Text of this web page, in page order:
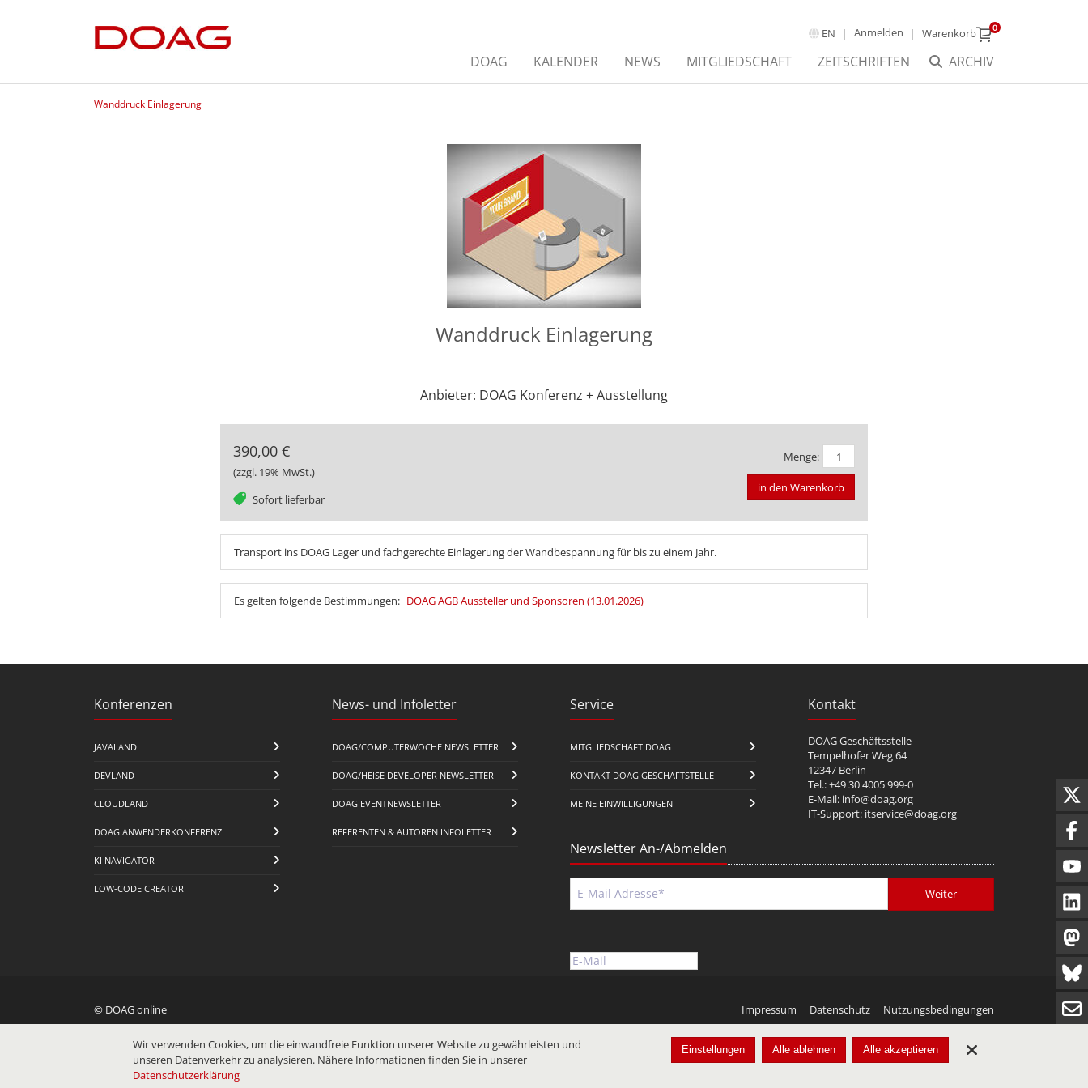
EN Anmelden Warenkorb 0
ARCHIV
DOAG KALENDER NEWS MITGLIEDSCHAFT ZEITSCHRIFTEN
Wanddruck Einlagerung
Wanddruck Einlagerung
Anbieter: DOAG Konferenz + Ausstellung
390,00 €
(zzgl. 19% MwSt.)
Sofort lieferbar
tag
Menge:
in den Warenkorb
Transport ins DOAG Lager und fachgerechte Einlagerung der Wandbespannung für bis zu einem Jahr.
Es gelten folgende Bestimmungen: DOAG AGB Aussteller und Sponsoren (13.01.2026)
Konferenzen
JAVALAND
DEVLAND
CLOUDLAND
DOAG ANWENDERKONFERENZ
KI NAVIGATOR
LOW-CODE CREATOR
News- und Infoletter
DOAG/COMPUTERWOCHE NEWSLETTER
DOAG/HEISE DEVELOPER NEWSLETTER
DOAG EVENTNEWSLETTER
REFERENTEN & AUTOREN INFOLETTER
Service
MITGLIEDSCHAFT DOAG
KONTAKT DOAG GESCHÄFTSTELLE
MEINE EINWILLIGUNGEN
Kontakt
DOAG Geschäftsstelle
Tempelhofer Weg 64
12347 Berlin
Tel.: +49 30 4005 999-0
E-Mail: info@doag.org
IT-Support: itservice@doag.org
Newsletter An-/Abmelden
Weiter
© DOAG online Impressum Datenschutz Nutzungsbedingungen
Wir verwenden Cookies, um die einwandfreie Funktion unserer Website zu gewährleisten und
unseren Datenverkehr zu analysieren. Nähere Informationen finden Sie in unserer
Datenschutzerklärung
Einstellungen Alle ablehnen Alle akzeptieren